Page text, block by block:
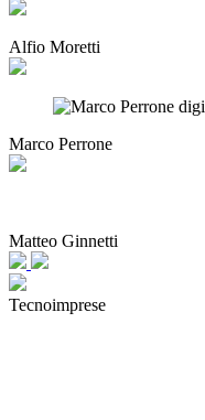
Alfio Moretti
Marco Perrone
Matteo Ginnetti
Tecnoimprese